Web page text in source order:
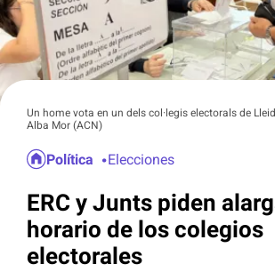
Un home vota en un dels col·legis electorals de
Alba Mor (ACN)
Política Elecciones
ERC y Junts piden
horario de los colegios
electorales